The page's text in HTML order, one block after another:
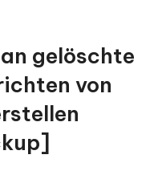
gelöschte
von